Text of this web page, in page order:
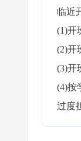
临近
(1)开
(2)开
(3)开
(4)按
过度